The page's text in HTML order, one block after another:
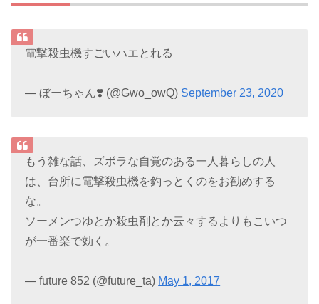
電撃殺虫機すごいハエとれる
— ぼーちゃん❣️ (@Gwo_owQ) September 23, 2020
もう雑な話、ズボラな自覚のある一人暮らしの人
は、台所に電撃殺虫機を釣っとくのをお勧めする
な。
ソーメンつゆとか殺虫剤とか云々するよりもこいつ
が一番楽で効く。
— future 852 (@future_ta) May 1, 2017